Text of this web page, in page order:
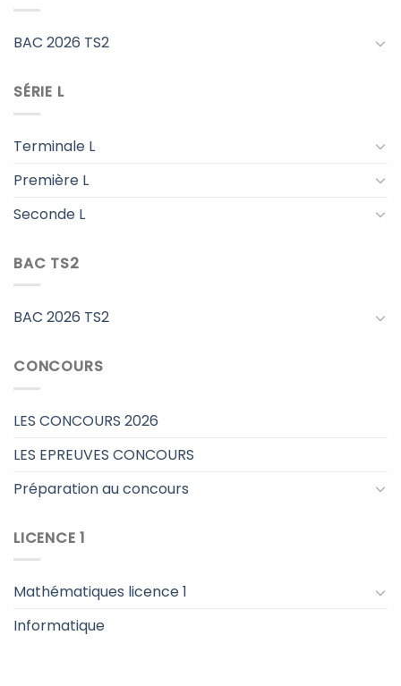
BAC 2026 TS2
SÉRIE L
Terminale L
Première L
Seconde L
BAC TS2
BAC 2026 TS2
CONCOURS
LES CONCOURS 2026
LES EPREUVES CONCOURS
Préparation au concours
LICENCE 1
Mathématiques licence 1
Informatique